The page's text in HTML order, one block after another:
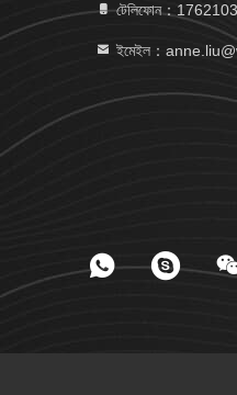
টেলিফোন：
ইমেইল：